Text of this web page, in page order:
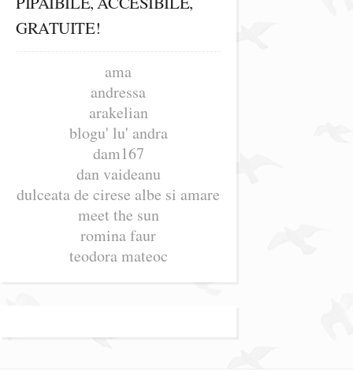
GRATUITE!
ama
andressa
arakelian
blogu' lu' andra
dam167
dan vaideanu
dulceata de cirese albe si amare
meet the sun
romina faur
teodora mateoc